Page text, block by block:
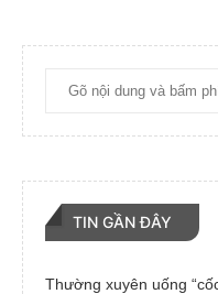
TIN GẦN ĐÂY
Thường xuyên uống